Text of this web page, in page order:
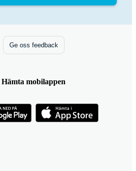
Ge oss feedback
Hämta mobilappen